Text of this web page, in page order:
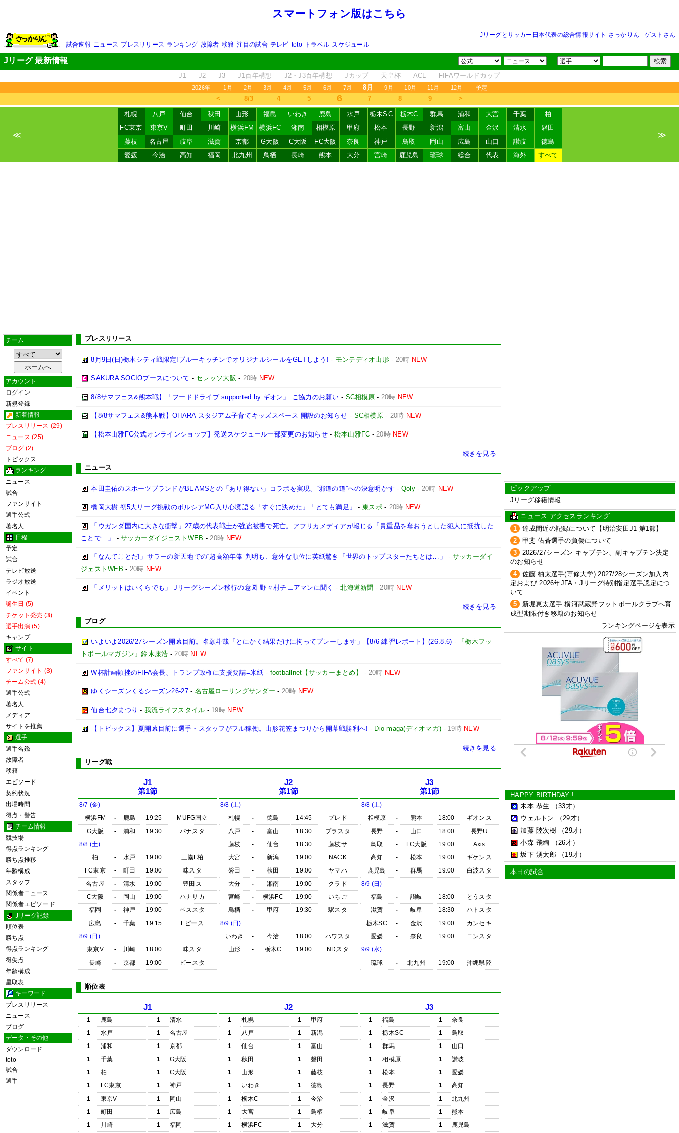
スマートフォン版はこちら
Jリーグとサッカー日本代表の総合情報サイト さっかりん - ゲストさん
試合速報 ニュース プレスリリース ランキング 故障者 移籍 注目の試合 テレビ toto トラベル スケジュール
Jリーグ 最新情報
J1 J2 J3 J1百年構想 J2・J3百年構想 Jカップ 天皇杯 ACL FIFAワールドカップ
2026年 1月 2月 3月 4月 5月 6月 7月 8月 9月 10月 11月 12月 予定
＜ 8/3 4 5 6 7 8 9 ＞
≪
札幌 八戸 仙台 秋田 山形 福島 いわき 鹿島 水戸 栃木SC 栃木C 群馬 浦和 大宮 千葉
柏
FC東京
東京V 町田 川崎 横浜FM 横浜FC 湘南 相模原 甲府 松本 長野 新潟 富山 金沢 清水
磐田
藤枝
名古屋 岐阜 滋賀 京都 G大阪 C大阪 FC大阪 奈良 神戸 鳥取 岡山 広島 山口 讃岐
徳島
愛媛
今治 高知 福岡 北九州 鳥栖 長崎 熊本 大分 宮崎 鹿児島 琉球 総合 代表 海外 すべて
≫
チーム
アカウント
ログイン
新規登録
新着情報
プレスリリース (29)
ニュース (25)
ブログ (2)
トピックス
ランキング
ニュース
試合
ファンサイト
選手公式
著名人
日程
予定
試合
テレビ放送
ラジオ放送
イベント
誕生日 (5)
チケット発売 (3)
選手出演 (5)
キャンプ
サイト
すべて (7)
ファンサイト (3)
チーム公式 (4)
選手公式
著名人
メディア
サイトを推薦
選手
選手名鑑
故障者
移籍
エピソード
契約状況
出場時間
得点・警告
チーム情報
競技場
得点ランキング
勝ち点推移
年齢構成
スタッフ
関係者ニュース
関係者エピソード
Jリーグ記録
順位表
勝ち点
得点ランキング
得失点
年齢構成
星取表
キーワード
プレスリリース
ニュース
ブログ
データ・その他
ダウンロード
toto
試合
選手
プレスリリース
8月9日(日)栃木シティ戦限定!ブルーキッチンでオリジナルシールをGETしよう! - モンテディオ山形- 20時 NEW
SAKURA SOCIOブースについて - セレッソ大阪 - 20時 NEW
8/8サマフェス&熊本戦】「フードドライブ supported by ギオン」 ご協力のお願い- SC相模原- 20時 NEW
【8/8サマフェス&熊本戦】OHARA スタジアム子育てキッズスペース 開設のお知らせ - SC相模原- 20時 NEW
【松本山雅FC公式オンラインショップ】発送スケジュール一部変更のお知らせ- 松本山雅FC -20時 NEW
続きを見る
ニュース
本田圭佑のスポーツブランドがBEAMSとの「あり得ない」コラボを実現、“邪道の道”への決意明かす - Qoly- 20時 NEW
橋岡大樹 初5大リーグ挑戦のボルシアMG入り心境語る「すぐに決めた」「とても満足」 -東スポ- 20時 NEW
「ウガンダ国内に大きな衝撃」27歳の代表戦士が強盗被害で死亡。アフリカメディアが報じる「貴重品を奪おうとした犯人に抵抗した
ことで…」
-サッカーダイジェストWEB -20時 NEW
「なんてことだ!」サラーの新天地での“超高額年俸”判明も、意外な順位に英紙驚き「世界のトップスターたちとは…」 - サッカーダイ
ジェストWEB - 20時 NEW
「メリットはいくらでも」 Jリーグシーズン移行の意図 野々村チェアマンに聞く -北海道新聞 -20時 NEW
続きを見る
ブログ
いよいよ2026/27シーズン開幕目前。名願斗哉「とにかく結果だけに拘ってプレーします」【8/6 練習レポート】(26.8.6) -
「栃木フッ
トボールマガジン」鈴木康浩 -20時 NEW
W杯計画頓挫のFIFA会長、トランプ政権に支援要請=米紙 - footballnet【サッカーまとめ】 - 20時 NEW
ゆくシーズンくるシーズン26-27- 名古屋ローリングサンダー - 20時 NEW
仙台七夕まつり - 我流ライフスタイル - 19時 NEW
【トピックス】夏開幕目前に選手・スタッフがフル稼働。山形花笠まつりから開幕戦勝利へ! - Dio-maga(ディオマガ) - 19時 NEW
続きを見る
リーグ戦
J1
第1節
8/7 (金)
横浜FM
- 鹿島 19:25
MUFG国立
G大阪
- 浦和 19:30
パナスタ
8/8 (土)
柏
- 水戸 19:00
三協F柏
FC東京
- 町田 19:00
味スタ
名古屋
- 清水 19:00
豊田ス
C大阪
- 岡山 19:00
ハナサカ
福岡
- 神戸 19:00
ベススタ
広島
- 千葉 19:15
Eピース
8/9 (日)
東京V
- 川崎 18:00
味スタ
長崎
- 京都 19:00 ピースタ
J2
第1節
8/8 (土)
札幌
- 徳島 14:45
プレド
八戸
- 富山 18:30
プラスタ
藤枝
- 仙台 18:30
藤枝サ
大宮
- 新潟 19:00
NACK
磐田
- 秋田 19:00
ヤマハ
大分
- 湘南 19:00
クラド
宮崎
- 横浜FC 19:00
いちご
鳥栖
- 甲府 19:30
駅スタ
8/9 (日)
いわき
- 今治 18:00
ハワスタ
山形
- 栃木C 19:00 NDスタ
J3
第1節
8/8 (土)
相模原
- 熊本 18:00
ギオンス
長野
- 山口 18:00
長野U
鳥取
- FC大阪 19:00
Axis
高知
- 松本 19:00
ギケンス
鹿児島
- 群馬 19:00
白波スタ
8/9 (日)
福島
- 讃岐 18:00
とうスタ
滋賀
- 岐阜 18:30
ハトスタ
栃木SC
- 金沢 19:00
カンセキ
愛媛
- 奈良 19:00
ニンスタ
9/9 (水)
琉球
- 北九州 19:00 沖縄県陸
順位表
J1
1 鹿島 1
清水
1
水戸 1
名古屋
1
浦和 1
京都
1
千葉 1
G大阪
1
柏 1
C大阪
1
FC東京 1
神戸
1
東京V 1
岡山
1
町田 1
広島
1
川崎 1 福岡
J2
1 札幌 1
甲府
1
八戸 1
新潟
1
仙台 1
富山
1
秋田 1
磐田
1
山形 1
藤枝
1
いわき 1
徳島
1
栃木C 1
今治
1
大宮 1
鳥栖
1
横浜FC 1 大分
J3
1 福島 1
奈良
1
栃木SC 1
鳥取
1
群馬 1
山口
1
相模原 1
讃岐
1
松本 1
愛媛
1
長野 1
高知
1
金沢 1
北九州
1
岐阜 1
熊本
1
滋賀 1 鹿児島
ピックアップ
Jリーグ移籍情報
ニュース アクセスランキング
1
達成間近の記録について【明治安田J1 第1節】
2
甲斐 佑蒼選手の負傷について
3
2026/27シーズン キャプテン、副キャプテン決定
のお知らせ
4
佐藤 柚太選手(専修大学) 2027/28シーズン加入内
定および 2026年JFA・Jリーグ特別指定選手認定につ
いて
5
新堀恵太選手 横河武蔵野フットボールクラブへ育
成型期限付き移籍のお知らせ
ランキングページを表示
HAPPY BIRTHDAY !
木本 恭生
（33才）
ウェルトン
（29才）
加藤 陸次樹
（29才）
小森 飛絢
（26才）
坂下 湧太郎
（19才）
本日の試合